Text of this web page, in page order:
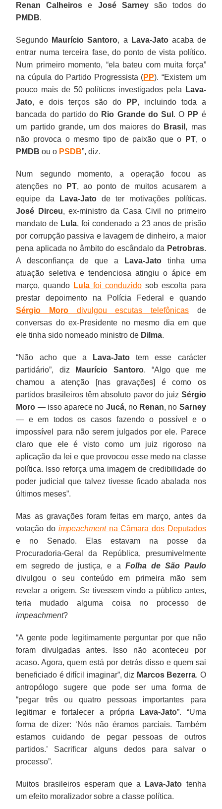
Renan Calheiros e José Sarneysão todos do
PMDB.
Segundo Maurício Santoro, a Lava-Jatoacaba de
entrar numa terceira fase, do ponto de vista político.
Num primeiro momento, “ela bateu com muita força”
na cúpula do Partido Progressista (PP). “Existem um
pouco mais de 50 políticos investigados pela
Lava-
Jato, e dois terços são do PP, incluindo toda a
bancada do partido do Rio Grande do Sul . O PP é
um partido grande, um dos maiores do Brasil , mas
não provoca o mesmo tipo de paixão que o
PT, o
PMDB ou o PSDB”, diz.
Num segundo momento, a operação focou as
atenções no
PT, ao ponto de muitos acusarem a
equipe da
Lava-Jatode ter motivações políticas.
José Dirceu, ex-ministro da Casa Civil no primeiro
mandato de Lula, foi condenado a 23 anos de prisão
por corrupção passiva e lavagem de dinheiro, a maior
pena aplicada no âmbito do escândalo da Petrobras.
A desconfiança de que a
Lava-Jatotinha uma
atuação seletiva e tendenciosa atingiu o ápice em
março, quando Lula foi conduzidosob escolta para
prestar depoimento na Polícia Federal e quando
Sérgio Moro divulgou escutas telefônicasde
conversas do ex-Presidente no mesmo dia em que
ele tinha sido nomeado ministro de Dilma.
“Não acho que a Lava-Jato tem esse carácter
partidário”, diz
Maurício Santoro. “Algo que me
chamou a atenção [nas gravações] é como os
partidos brasileiros têm absoluto pavor do juiz Sérgio
Moro — isso aparece no Jucá, no Renan, no Sarney
— e em todos os casos fazendo o possível e o
impossível para não serem julgados por ele. Parece
claro que ele é visto como um juiz rigoroso na
aplicação da lei e que provocou esse medo na classe
política. Isso reforça uma imagem de credibilidade do
poder judicial que talvez tivesse ficado abalada nos
últimos meses”.
Mas as gravações foram feitas em março, antes da
votação do impeachmentna Câmara dos Deputados
e no Senado. Elas estavam na posse da
Procuradoria-Geral da República, presumivelmente
em segredo de justiça, e a Folha de São Paulo
divulgou o seu conteúdo em primeira mão sem
revelar a origem. Se tivessem vindo a público antes,
teria mudado alguma coisa no processo de
impeachment?
“A gente pode legitimamente perguntar por que não
foram divulgadas antes. Isso não aconteceu por
acaso. Agora, quem está por detrás disso e quem sai
beneficiado é difícil imaginar”, diz Marcos Bezerra. O
antropólogo sugere que pode ser uma forma de
“pegar três ou quatro pessoas importantes para
legitimar e fortalecer a própria
Lava-Jato”. “Uma
forma de dizer: ‘Nós não éramos parciais. Também
estamos cuidando de pegar pessoas de outros
partidos.’ Sacrificar alguns dedos para salvar o
processo”.
Muitos brasileiros esperam que a Lava-Jato tenha
um efeito moralizador sobre a classe política.